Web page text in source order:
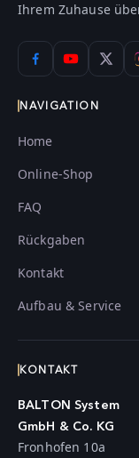
Ihrem Zuhause
NAVIGATION
Home
Online-Shop
FAQ
Rückgaben
Kontakt
Aufbau & Service
KONTAKT
BALTON System
GmbH & Co. KG
Fronhofen 10a